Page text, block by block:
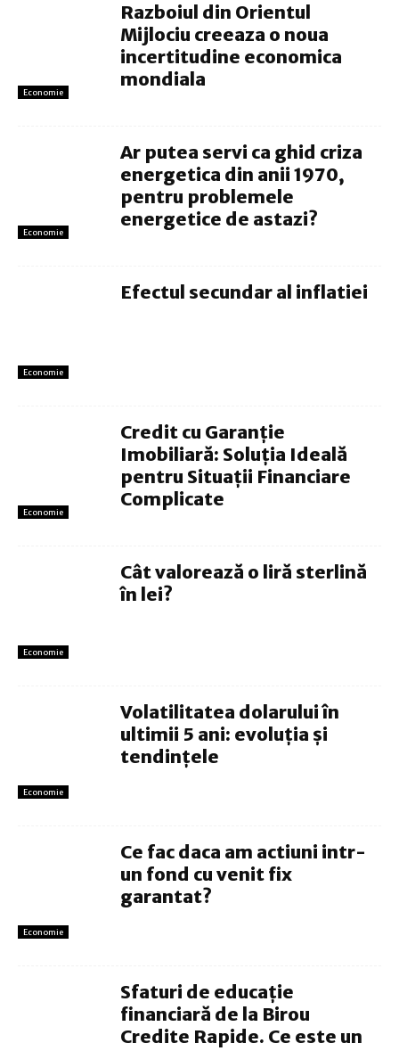
Economie
Razboiul din Orientul
Mijlociu creeaza o noua
incertitudine economica
mondiala
Economie
Ar putea servi ca ghid criza
energetica din anii 1970,
pentru problemele
energetice de astazi?
Economie
Efectul secundar al inflatiei
Economie
Credit cu Garanție
Imobiliară: Soluția Ideală
pentru Situații Financiare
Complicate
Economie
Cât valorează o liră sterlină
în lei?
Economie
Volatilitatea dolarului în
ultimii 5 ani: evoluția și
tendințele
Economie
Ce fac daca am actiuni intr-
un fond cu venit fix
garantat?
Sfaturi de educație
financiară de la Birou
Credite Rapide. Ce este un